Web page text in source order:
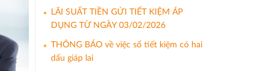
LÃI SUẤT TIỀN GỬI TIẾT KIỆM ÁP
DỤNG TỪ NGÀY 03/02/2026
THÔNG BÁO về việc sổ tiết kiệm có hai
dấu giáp lai